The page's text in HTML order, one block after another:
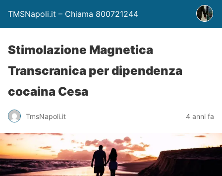
TMSNapoli.it – Chiama 800721244
Stimolazione Magnetica
Transcranica per dipendenza
cocaina Cesa
TmsNapoli.it 4 anni fa